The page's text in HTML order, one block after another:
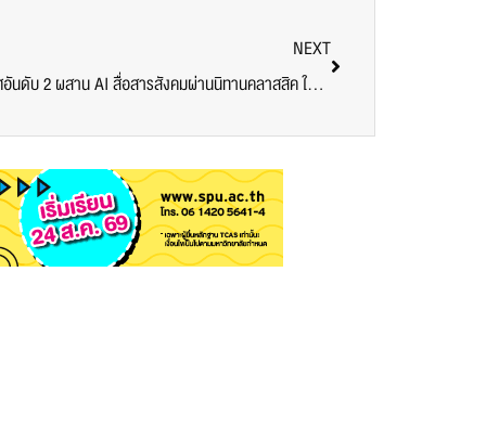
NEXT
นักศึกษาดิจิทัลมีเดีย SPU คว้ารองชนะเลิศอันดับ 2 ผสาน AI สื่อสารสังคมผ่านนิทานคลาสสิค ในโครงการผู้กำกับน้อย ซีซัน 3